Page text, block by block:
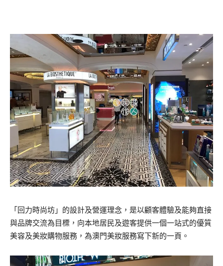
「回力時尚坊」的設計及營運理念，是以顧客體驗及能夠直接
與品牌交流為目標，向本地居民及遊客提供一個一站式的優質
美容及美妝購物服務，為澳門美妝服務寫下新的一頁。